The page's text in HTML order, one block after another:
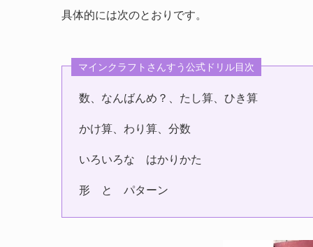
具体的には次のとおりです。
マインクラフトさんすう公式ドリル目次
数、なんばんめ？、たし算、ひき算
かけ算、わり算、分数
いろいろな はかりかた
形 と パターン